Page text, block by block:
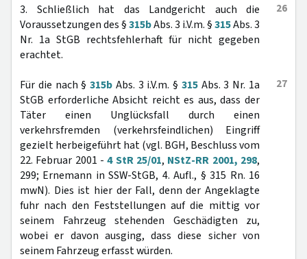
26
3. Schließlich hat das Landgericht auch die
Voraussetzungen des §315bAbs. 3 i.V.m. §315Abs. 3
Nr. 1a StGB rechtsfehlerhaft für nicht gegeben
erachtet.
27
Für die nach §315b Abs. 3 i.V.m. § 315Abs. 3 Nr. 1a
StGB erforderliche Absicht reicht es aus, dass der
Täter einen Unglücksfall durch einen
verkehrsfremden (verkehrsfeindlichen) Eingriff
gezielt herbeigeführt hat (vgl. BGH, Beschluss vom
22. Februar 2001 -4 StR 25/01, NStZ-RR 2001, 298,
299; Ernemann in SSW-StGB, 4. Aufl., § 315 Rn. 16
mwN). Dies ist hier der Fall, denn der Angeklagte
fuhr nach den Feststellungen auf die mittig vor
seinem Fahrzeug stehenden Geschädigten zu,
wobei er davon ausging, dass diese sicher von
seinem Fahrzeug erfasst würden.